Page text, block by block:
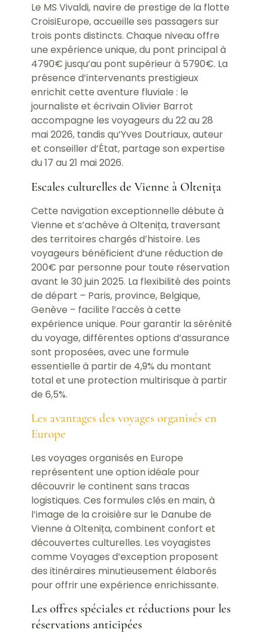
Le MS Vivaldi, navire de prestige de la flotte
CroisiEurope, accueille ses passagers sur
trois ponts distincts. Chaque niveau offre
une expérience unique, du pont principal à
4790€ jusqu’au pont supérieur à 5790€. La
présence d’intervenants prestigieux
enrichit cette aventure fluviale : le
journaliste et écrivain Olivier Barrot
accompagne les voyageurs du 22 au 28
mai 2026, tandis qu’Yves Doutriaux, auteur
et conseiller d’État, partage son expertise
du 17 au 21 mai 2026.
Escales culturelles de Vienne à Oltenița
Cette navigation exceptionnelle débute à
Vienne et s’achève à Oltenița, traversant
des territoires chargés d’histoire. Les
voyageurs bénéficient d’une réduction de
200€ par personne pour toute réservation
avant le 30 juin 2025. La flexibilité des points
de départ – Paris, province, Belgique,
Genève – facilite l’accès à cette
expérience unique. Pour garantir la sérénité
du voyage, différentes options d’assurance
sont proposées, avec une formule
essentielle à partir de 4,9% du montant
total et une protection multirisque à partir
de 6,5%.
Les avantages des voyages organisés en
Europe
Les voyages organisés en Europe
représentent une option idéale pour
découvrir le continent sans tracas
logistiques. Ces formules clés en main, à
l’image de la croisière sur le Danube de
Vienne à Oltenița, combinent confort et
découvertes culturelles. Les voyagistes
comme Voyages d’exception proposent
des itinéraires minutieusement élaborés
pour offrir une expérience enrichissante.
Les offres spéciales et réductions pour les
réservations anticipées